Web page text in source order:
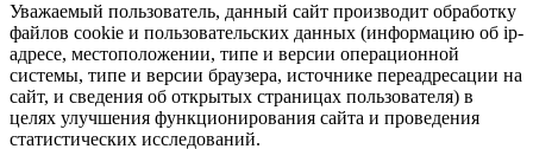
Уважаемый пользователь, данный сайт производит обработку
файлов cookie и пользовательских данных (информацию об ip-
адресе, местоположении, типе и версии операционной
системы, типе и версии браузера, источнике переадресации на
сайт, и сведения об открытых страницах пользователя) в
целях улучшения функционирования сайта и проведения
статистических исследований.